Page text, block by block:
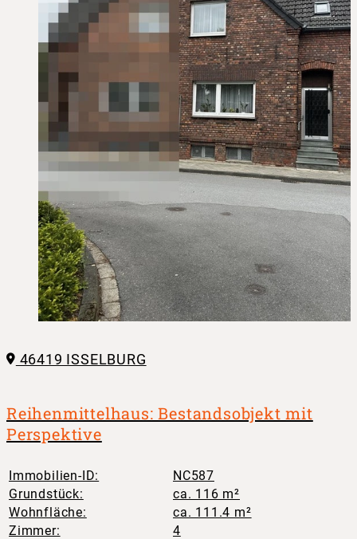
46419 ISSELBURG
Reihenmittelhaus: Bestandsobjekt mit
Perspektive
Immobilien-ID:
NC587
Grundstück:
ca. 116 m²
Wohnfläche:
ca. 111.4 m²
Zimmer:
4